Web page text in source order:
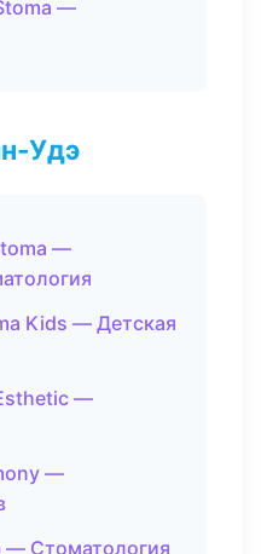
—
Удэ
—
Kids — Детская
—
—
— Стоматология